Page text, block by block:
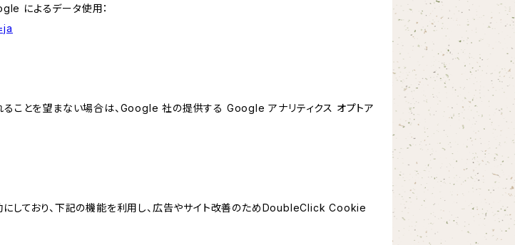
によるデータ使用：
ことを望まない場合は、Google 社の提供する Google アナリティクス オプトア
しており、下記の機能を利用し、広告やサイト改善のためDoubleClick Cookie